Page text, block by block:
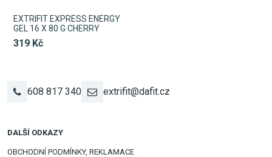
EXTRIFIT EXPRESS ENERGY
GEL 16 X 80 G CHERRY
319 Kč
608 817 340 extrifit@dafit.cz
DALŠÍ ODKAZY
OBCHODNÍ PODMÍNKY, REKLAMACE